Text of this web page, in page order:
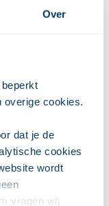
Over
cookies.
dat je de
cookies
wordt
vragen wij
meer wat er
om effect nog